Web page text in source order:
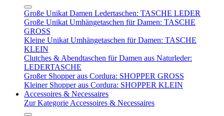
Große Unikat Damen Ledertaschen: TASCHE LEDER
Große Unikat Umhängetaschen für Damen: TASCHE
GROSS
Kleine Unikat Umhängetaschen für Damen: TASCHE
KLEIN
Clutches & Abendtaschen für Damen aus Naturleder:
LEDERTASCHE
Großer Shopper aus Cordura: SHOPPER GROSS
Kleiner Shopper aus Cordura: SHOPPER KLEIN
Accessoires & Necessaires
Zur Kategorie Accessoires & Necessaires